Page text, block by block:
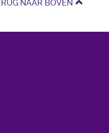
NAAR BOVEN